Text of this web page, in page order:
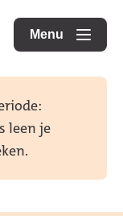
Menu
openen
leen je